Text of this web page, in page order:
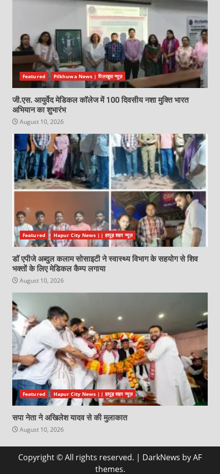
Featured Pilkhuwa News | पिलखुवा न्यूज़
जी.एस. आयुर्वेद मेडिकल कॉलेज में 100 दिवसीय नशा मुक्ति भारत
अभियान का शुभारंभ
August 10, 2026
Featured Hapur City News || हापुड़ शहर न्यूज़
डॉ एपीजे अब्दुल कलाम सोसाइटी ने स्वास्थ्य विभाग के सहयोग से शिव
भक्तों के लिए मेडिकल कैम्प लगाया
August 10, 2026
Featured Hapur City News || हापुड़ शहर न्यूज़
सपा नेता ने अखिलेश यादव से की मुलाकात
August 10, 2026
Copyright © All rights reserved. | DarkNews by AF
themes.